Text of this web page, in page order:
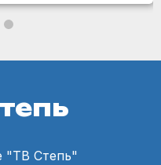
"ТВ Степь"